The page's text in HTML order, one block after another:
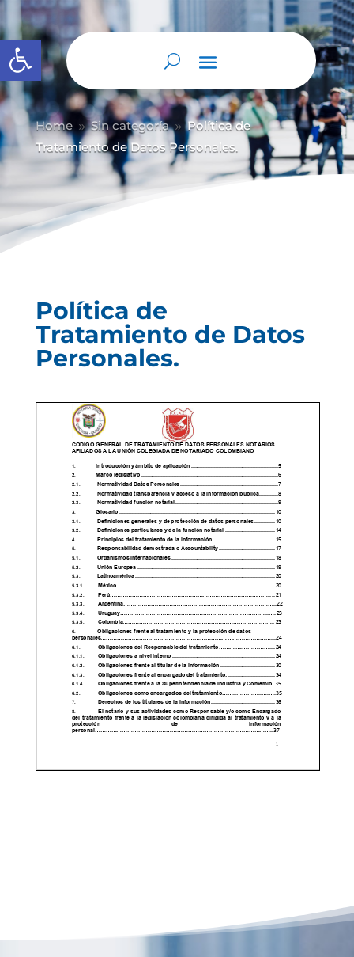
Abrir barra de herramientas
Home 9 Sin categoría 9 Política de
Tratamiento de Datos Personales.
Política de
Tratamiento de Datos
Personales.